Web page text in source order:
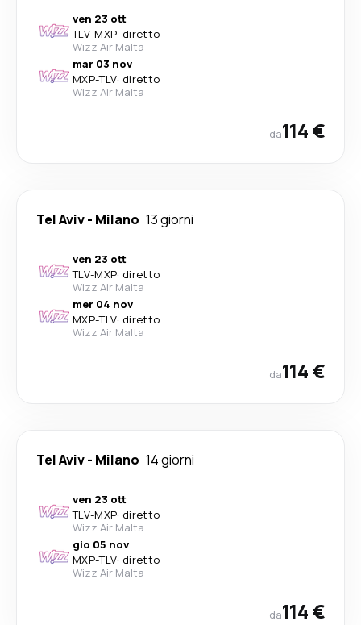
ven 23 ott
TLV-MXP· diretto
Wizz Air Malta
mar 03 nov
MXP-TLV· diretto
Wizz Air Malta
da114 €
Tel Aviv- Milano 13 giorni
ven 23 ott
TLV-MXP· diretto
Wizz Air Malta
mer 04 nov
MXP-TLV· diretto
Wizz Air Malta
da114 €
Tel Aviv- Milano 14 giorni
ven 23 ott
TLV-MXP· diretto
Wizz Air Malta
gio 05 nov
MXP-TLV· diretto
Wizz Air Malta
da114 €